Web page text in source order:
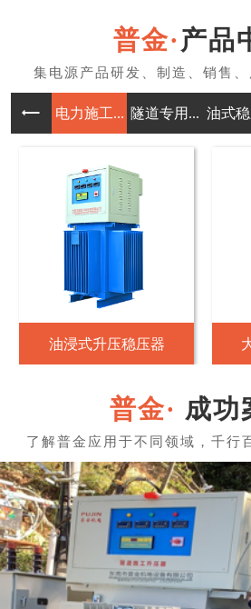
产品
电力施工... 隧道专用... 油式
油浸式升压稳压器
成功